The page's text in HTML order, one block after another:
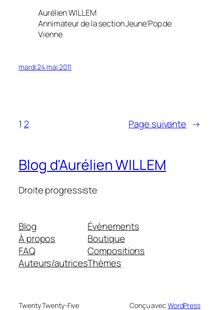
Aurélien WILLEM
Annimateur de la section Jeune’Pop de
Vienne
mardi 24 mai 2011
1 2 Page suivante →
Blog d'Aurélien WILLEM
Droite progressiste
Blog
À propos
FAQ
Auteurs/autrices
Évènements
Boutique
Compositions
Thèmes
Twenty Twenty-Five Conçu avec WordPress